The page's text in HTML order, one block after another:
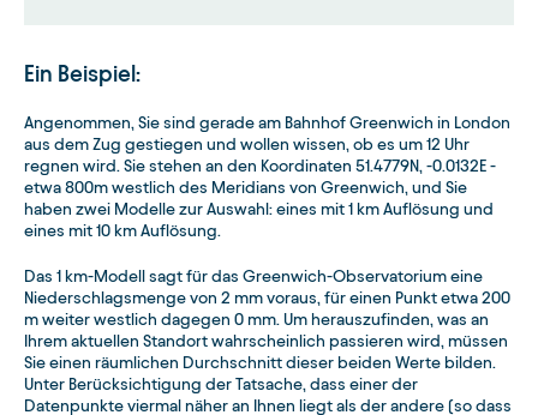
Ein Beispiel:
Angenommen, Sie sind gerade am Bahnhof Greenwich in London
aus dem Zug gestiegen und wollen wissen, ob es um 12 Uhr
regnen wird. Sie stehen an den Koordinaten 51.4779N, -0.0132E -
etwa 800m westlich des Meridians von Greenwich, und Sie
haben zwei Modelle zur Auswahl: eines mit 1 km Auflösung und
eines mit 10 km Auflösung.
Das 1 km-Modell sagt für das Greenwich-Observatorium eine
Niederschlagsmenge von 2 mm voraus, für einen Punkt etwa 200
m weiter westlich dagegen 0 mm. Um herauszufinden, was an
Ihrem aktuellen Standort wahrscheinlich passieren wird, müssen
Sie einen räumlichen Durchschnitt dieser beiden Werte bilden.
Unter Berücksichtigung der Tatsache, dass einer der
Datenpunkte viermal näher an Ihnen liegt als der andere (so dass